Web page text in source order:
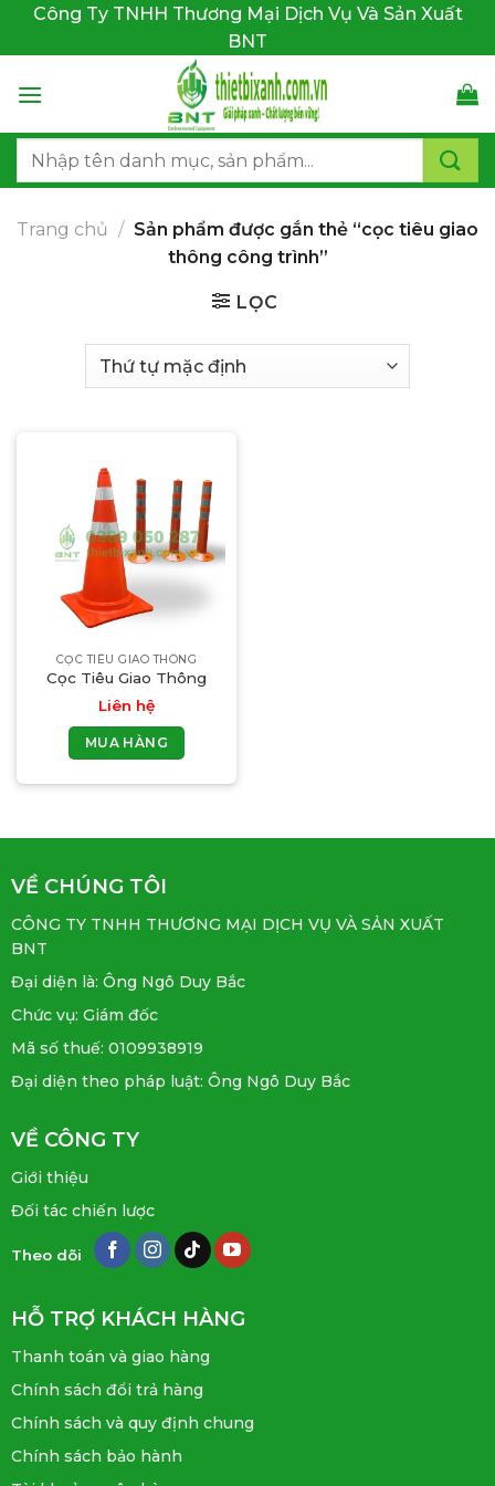
dung
Công Ty TNHH Thương Mại Dịch Vụ Và Sản Xuất
BNT
Tìm
Trang chủ / Sản phẩm được gắn thẻ “cọc tiêu giao
thông công trình”
LỌC
CỌC TIÊU GIAO THÔNG
Cọc Tiêu Giao Thông
Liên hệ
MUA HÀNG
VỀ CHÚNG TÔI
CÔNG TY TNHH THƯƠNG MẠI DỊCH VỤ VÀ SẢN XUẤT
BNT
Đại diện là: Ông Ngô Duy Bắc
Chức vụ: Giám đốc
Mã số thuế: 0109938919
Đại diện theo pháp luật: Ông Ngô Duy Bắc
VỀ CÔNG TY
Giới thiệu
Đối tác chiến lược
Theo dõi
HỖ TRỢ KHÁCH HÀNG
Thanh toán và giao hàng
Chính sách đổi trả hàng
Chính sách và quy định chung
Chính sách bảo hành